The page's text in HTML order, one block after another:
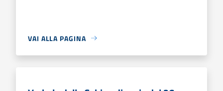
VAI ALLA PAGINA